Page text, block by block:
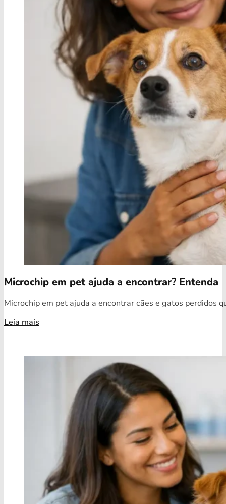
Microchip em pet ajuda a encontrar? Entenda
Microchip em pet ajuda a encontrar cães e gatos perdidos
Leia mais